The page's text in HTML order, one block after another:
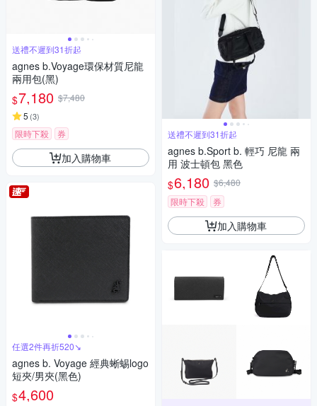
送禮不遲到31折起
agnes b.Voyage環保材質尼龍
兩用包(黑)
$7,180 $7,480
5 (3)
限時下殺 券
加入購物車
任選2件再折520↘
agnes b. Voyage 經典蜥蜴logo
短夾/男夾(黑色)
$4,600
送禮不遲到31折起
agnes b.Sport b. 輕巧 尼龍 兩
用 波士頓包 黑色
$6,180 $6,480
限時下殺
券
加入購物車